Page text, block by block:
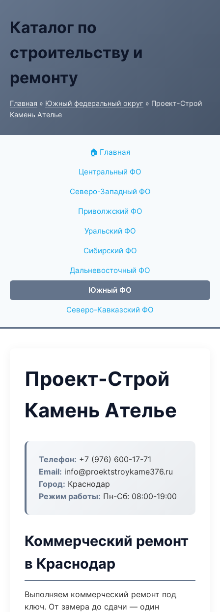
Каталог по
строительству и
ремонту
Главная » Южный федеральный округ » Проект-Строй
Камень Ателье
🏠 Главная
Центральный ФО
Северо-Западный ФО
Приволжский ФО
Уральский ФО
Сибирский ФО
Дальневосточный ФО
Южный ФО
Северо-Кавказский ФО
Проект-Строй
Камень Ателье
Телефон: +7 (976) 600-17-71
Email: info@proektstroykame376.ru
Город: Краснодар
Режим работы: Пн-Сб: 08:00-19:00
Коммерческий ремонт
в Краснодар
Выполняем коммерческий ремонт под
ключ. От замера до сдачи — один